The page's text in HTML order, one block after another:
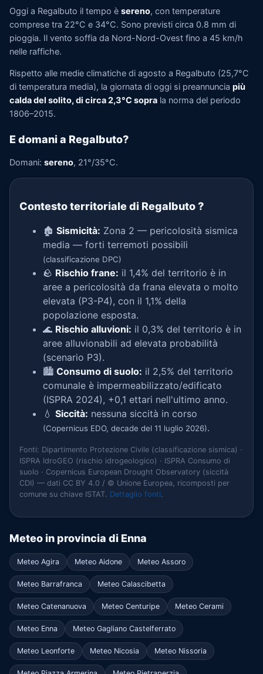
Oggi a Regalbuto il tempo è sereno, con temperature
comprese tra 22°C e 34°C. Sono previsti circa 0.8 mm di
pioggia. Il vento soffia da Nord-Nord-Ovest fino a 45 km/h
nelle raffiche.
Rispetto alle medie climatiche di agosto a Regalbuto (25,7°C
di temperatura media), la giornata di oggi si preannuncia più
calda del solito, di circa 2,3°C sopra la norma del periodo
1806–2015.
E domani a Regalbuto?
Domani: sereno, 21°/35°C.
Contesto territoriale di Regalbuto?
🏚️ Sismicità: Zona 2 — pericolosità sismica
media — forti terremoti possibili
(classificazione DPC)
🪨 Rischio frane: il 1,4% del territorio è in
aree a pericolosità da frana elevata o molto
elevata (P3-P4), con il 1,1% della
popolazione esposta.
🌊 Rischio alluvioni: il 0,3% del territorio è in
aree alluvionabili ad elevata probabilità
(scenario P3).
🏙️ Consumo di suolo: il 2,5% del territorio
comunale è impermeabilizzato/edificato
(ISPRA 2024), +0,1 ettari nell'ultimo anno.
💧 Siccità: nessuna siccità in corso
(Copernicus EDO, decade del 11 luglio 2026).
Fonti: Dipartimento Protezione Civile (classificazione sismica) ·
ISPRA IdroGEO (rischio idrogeologico) · ISPRA Consumo di
suolo · Copernicus European Drought Observatory (siccità
CDI) — dati CC BY 4.0 / © Unione Europea, ricomposti per
comune su chiave ISTAT. Dettaglio fonti.
Meteo in provincia di Enna
Meteo Agira Meteo Aidone Meteo Assoro
Meteo Barrafranca Meteo Calascibetta
Meteo Catenanuova Meteo Centuripe Meteo Cerami
Meteo Enna Meteo Gagliano Castelferrato
Meteo Leonforte Meteo Nicosia Meteo Nissoria